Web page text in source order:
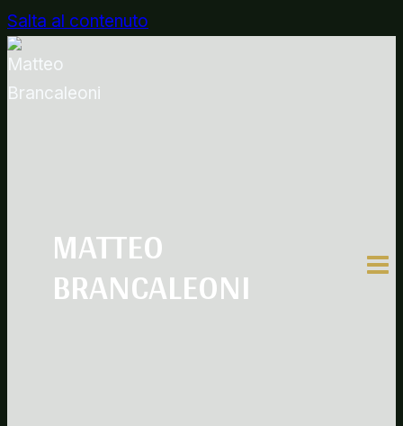
Salta al contenuto
MATTEO
BRANCALEONI